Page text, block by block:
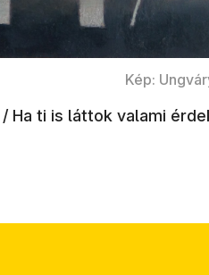
Kép:
/ Ha ti is láttok valami